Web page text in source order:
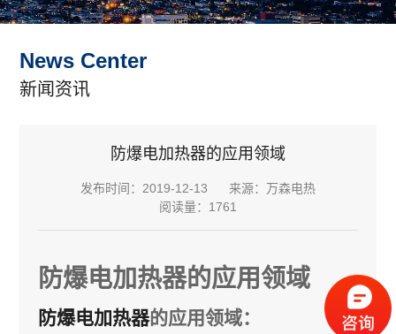
News Center
新闻资讯
防爆电加热器的应用领域
发布时间：2019-12-13
来源：万森电热
阅读量：1761
防爆电加热器的应用领域
防爆电加热器的应用领域：